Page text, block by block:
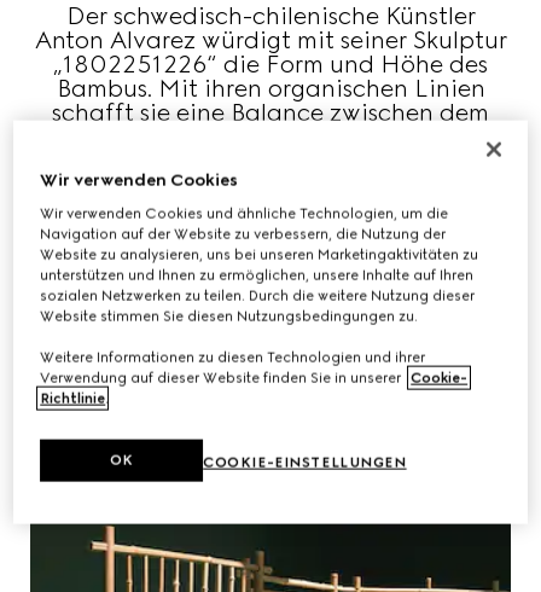
Der schwedisch-chilenische Künstler
Anton Alvarez würdigt mit seiner Skulptur
„1802251226“ die Form und Höhe des
Bambus. Mit ihren organischen Linien
schafft sie eine Balance zwischen dem
Wachstum der Pflanze und der Bewegung
des Wassers. Sie erinnert an natürliche
Elemente, die die Grundlage für Stabilität
und Leben bilden, aber auch strukturelle
Grenzen überwinden und somit einen
Bogen zwischen Zuverlässigkeit und
Wildheit schlagen.
Wir verwenden Cookies
Wir verwenden Cookies und ähnliche Technologien, um die
Navigation auf der Website zu verbessern, die Nutzung der
Website zu analysieren, uns bei unseren Marketingaktivitäten zu
unterstützen und Ihnen zu ermöglichen, unsere Inhalte auf Ihren
sozialen Netzwerken zu teilen. Durch die weitere Nutzung dieser
Website stimmen Sie diesen Nutzungsbedingungen zu.
Weitere Informationen zu diesen Technologien und ihrer
Verwendung auf dieser Website finden Sie in unserer Cookie-
Richtlinie.
COOKIE-EINSTELLUNGEN
OK